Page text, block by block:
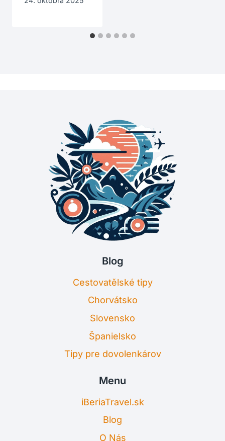
Blog
Cestovatělské tipy
Chorvátsko
Slovensko
Španielsko
Tipy pre dovolenkárov
Menu
iBeriaTravel.sk
Blog
O Nás